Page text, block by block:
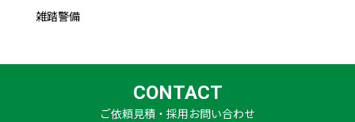
雑踏警備
CONTACT
ご依頼見積・採用お問い合わせ